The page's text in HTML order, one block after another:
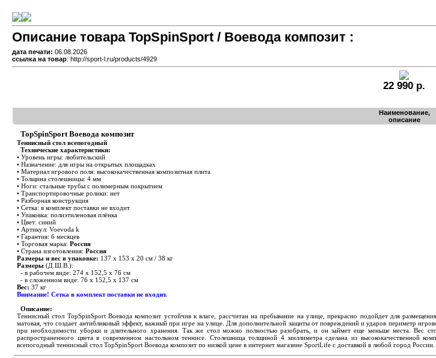
Описание товара TopSpinSport / Воевода композит :
дата печати: 06.08.2026
ссылка на товар: http://sport-l.ru/products/4929
22 990 р.
Наименование,
описание
TopSpinSport Воевода композит
Теннисный стол всепогодный
Технические характеристики:
• Уровень игры: любительский
• Назначение: для игры на открытых площадках
• Материал игрового поля: высококачественная композитная плита
• Толщина столешницы: 4 мм
• Ноги: стальные трубы с полимерным покрытием
• Транспортировочные ролики: нет
• Разборная конструкция
• Сетка: в комплект поставки не входит
• Упаковка: полиэтиленовая плёнка
• Цвет: синий
• Артикул: Voevoda k
• Гарантия: 6 месяцев
• Торговая марка: Россия
• Страна изготовления: Россия
Размеры и вес в упаковке: 137 х 153 х 20 см / 38 кг
Размеры (Д.Ш.В.):
- в рабочем виде: 274 х 152,5 х 76 см
- в сложенном виде: 76 х 152,5 х 137 см
Вес: 37 кг
Внимание! Сетка в комплект поставки не входит.
Описание:
Теннисный стол TopSpinSport Воевода композит устойчив к влаге, рассчитан на пребывание на улице, прекрасно подойдет для
матовая, что создает антибликовый эффект, важный при игре на улице. Для дополнительной защиты от повреждений и ударов периметр
при необходимости уборки и длительного хранения. Так же стол можно полностью разобрать, и он займет еще меньше места. Вес
распространенного цвета в современном настольном теннисе. Столешница толщиной 4 миллиметра сделана из высококачественной
всепогодный теннисный стол TopSpinSport Воевода композит по низкой цене в интернет магазине SportLife с доставкой в любой город России.